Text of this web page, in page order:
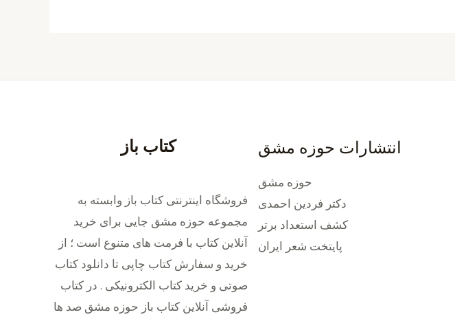
انتشارات حوزه مشق
حوزه مشق
دکتر فردین احمدی
کشف استعداد برتر
پایتخت شعر ایران
کتاب باز
فروشگاه اینترنتی کتاب باز وابسته به
مجموعه حوزه مشق جایی برای خرید
‌آنلاین کتاب با فرمت های متنوع است ؛ از
خرید و سفارش کتاب چاپی تا دانلود کتاب
صوتی و خرید کتاب الکترونیکی . در کتاب
فروشی آنلاین کتاب باز حوزه مشق صد ها